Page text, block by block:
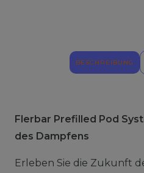
BESCHREIBUNG
Flerbar Prefilled Pod
des Dampfens
Erleben Sie die Zukunft